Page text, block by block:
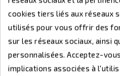
d'articles commandés.
✓ Avant la réalisation du
numérique vous sera
✓ Gravure gratuite sur
soins (40 caractères inclues)
cookies tiers liés aux réseaux
utilisés pour vous offrir des
sur les réseaux sociaux, ainsi
personnalisées. Acceptez-
implications associées à